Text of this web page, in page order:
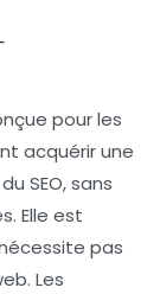
pour les
acquérir une
SEO, sans
Elle est
pas
Les